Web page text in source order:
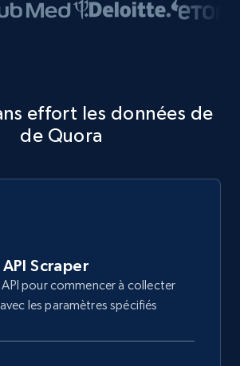
effort les données de
de Quora
Scraper
pour commencer à collecter
les paramètres spécifiés